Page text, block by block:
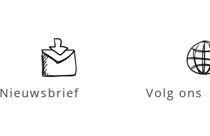
Nieuwsbrief Volg ons